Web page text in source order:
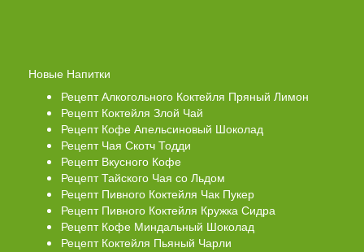
Новые Напитки
Рецепт Алкогольного Коктейля Пряный Лимон
Рецепт Коктейля Злой Чай
Рецепт Кофе Апельсиновый Шоколад
Рецепт Чая Скотч Тодди
Рецепт Вкусного Кофе
Рецепт Тайского Чая со Льдом
Рецепт Пивного Коктейля Чак Пукер
Рецепт Пивного Коктейля Кружка Сидра
Рецепт Кофе Миндальный Шоколад
Рецепт Коктейля Пьяный Чарли